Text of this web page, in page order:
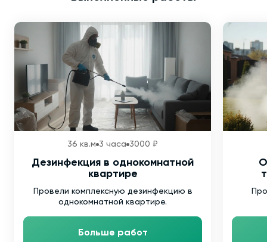
36 кв.м 3 часа 3000 ₽
Дезинфекция в однокомнатной
квартире
Провели комплексную дезинфекцию в
однокомнатной квартире.
Больше работ